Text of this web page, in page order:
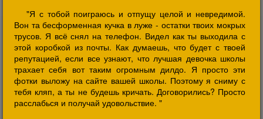
"Я с тобой поиграюсь и отпущу целой и невредимой.
Вон та бесформенная кучка в луже - остатки твоих мокрых
трусов. Я всё снял на телефон. Видел как ты выходила с
этой коробкой из почты. Как думаешь, что будет с твоей
репутацией, если все узнают, что лучшая девочка школы
трахает себя вот таким огромным дилдо. Я просто эти
фотки выложу на сайте вашей школы. Поэтому я сниму с
тебя кляп, а ты не будешь кричать. Договорились? Просто
расслабься и получай удовольствие. "